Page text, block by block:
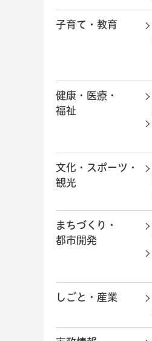
子育て・教育
健康・医療・
福祉
文化・スポーツ・
観光
まちづくり・
都市開発
しごと・産業